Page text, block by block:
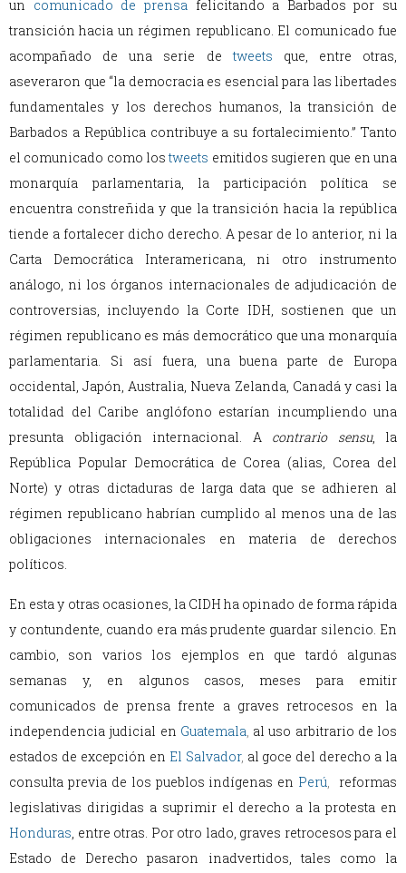
un comunicado de prensa felicitando a Barbados por su
transición hacia un régimen republicano. El comunicado fue
acompañado de una serie de
tweets
que, entre otras,
aseveraron que “la democracia es esencial para las libertades
fundamentales y los derechos humanos, la transición de
Barbados a República contribuye a su fortalecimiento.” Tanto
el comunicado como los tweets emitidos sugieren que en una
monarquía parlamentaria, la participación política se
encuentra constreñida y que la transición hacia la república
tiende a fortalecer dicho derecho. A pesar de lo anterior, ni la
Carta Democrática Interamericana, ni otro instrumento
análogo, ni los órganos internacionales de adjudicación de
controversias, incluyendo la Corte IDH, sostienen que un
régimen republicano es más democrático que una monarquía
parlamentaria. Si así fuera, una buena parte de Europa
occidental, Japón, Australia, Nueva Zelanda, Canadá y casi la
totalidad del Caribe anglófono estarían incumpliendo una
presunta obligación internacional. A contrario sensu, la
República Popular Democrática de Corea (alias, Corea del
Norte) y otras dictaduras de larga data que se adhieren al
régimen republicano habrían cumplido al menos una de las
obligaciones internacionales en materia de derechos
políticos.
En esta y otras ocasiones, la CIDH ha opinado de forma rápida
y contundente, cuando era más prudente guardar silencio. En
cambio, son varios los ejemplos en que tardó algunas
semanas y, en algunos casos, meses para emitir
comunicados de prensa frente a graves retrocesos en la
independencia judicial en Guatemala, al uso arbitrario de los
estados de excepción en El Salvador, al goce del derecho a la
consulta previa de los pueblos indígenas en Perú, reformas
legislativas dirigidas a suprimir el derecho a la protesta en
Honduras, entre otras. Por otro lado, graves retrocesos para el
Estado de Derecho pasaron inadvertidos, tales como la